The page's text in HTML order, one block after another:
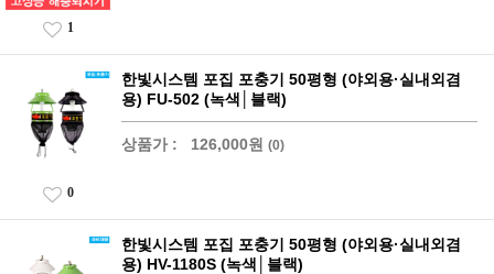
1
한빛시스템 포집 포충기 50평형 (야외용·실내외겸
용) FU-502 (녹색│블랙)
상품가 : 126,000원 (0)
0
한빛시스템 포집 포충기 50평형 (야외용·실내외겸
용) HV-1180S (녹색│블랙)